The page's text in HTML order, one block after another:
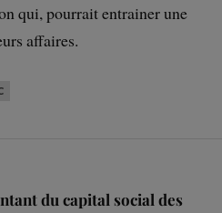
qui, pourrait entrainer une
affaires.
du capital social des